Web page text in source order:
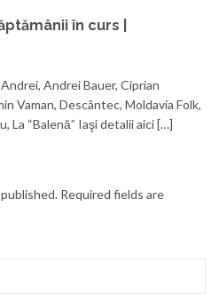
în curs |
Andrei Bauer, Ciprian
Vaman, Descântec, Moldavia Folk,
La “Balenă” Iaşi detalii aici […]
Required fields are